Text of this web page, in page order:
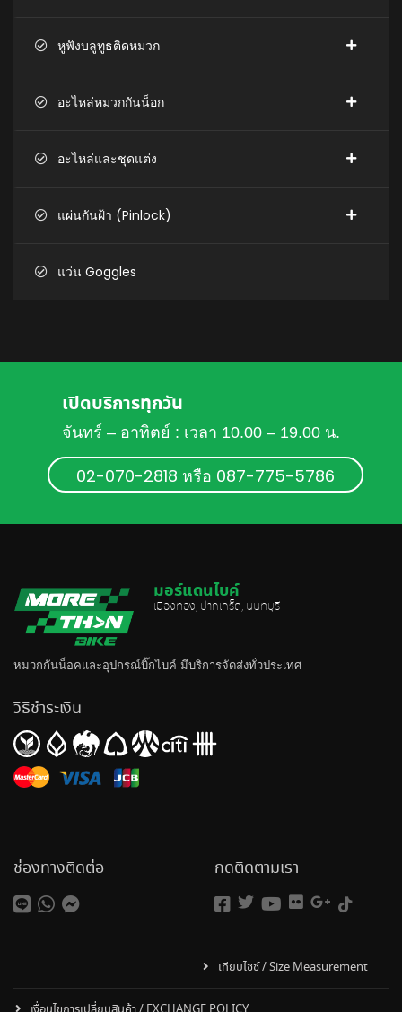
หูฟังบลูทูธติดหมวก
อะไหล่หมวกกันน็อก
อะไหล่และชุดแต่ง
แผ่นกันฝ้า (Pinlock)
แว่น Goggles
เปิดบริการทุกวัน
จันทร์ – อาทิตย์ : เวลา 10.00 – 19.00 น.
02-070-2818 หรือ 087-775-5786
มอร์แดนไบค์
เมืองทอง, ปากเกร็ด, นนทบุรี
หมวกกันน็อคและอุปกรณ์บิ๊กไบค์ มีบริการจัดส่งทั่วประเทศ
วิธีชำระเงิน
ช่องทางติดต่อ กดติดตามเรา
เทียบไซซ์ / Size Measurement